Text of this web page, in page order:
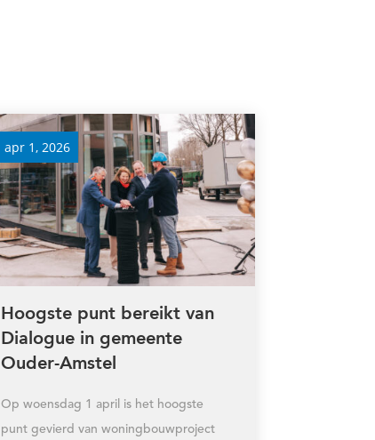
apr 1, 2026
Hoogste punt bereikt van
Dialogue in gemeente
Ouder-Amstel
Op woensdag 1 april is het hoogste
punt gevierd van woningbouwproject